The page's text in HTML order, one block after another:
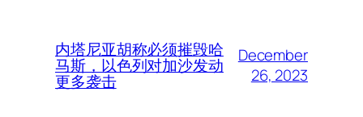
内塔尼亚胡称必须摧毁哈
马斯，以色列对加沙发动
更多袭击
December
26, 2023